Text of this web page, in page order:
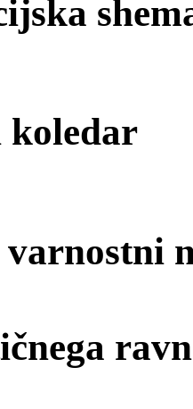
koledar
varnostni